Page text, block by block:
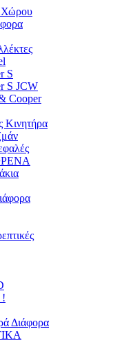
Χώρου
S
S JCW
Cooper
Κινητήρα
!
Διάφορα